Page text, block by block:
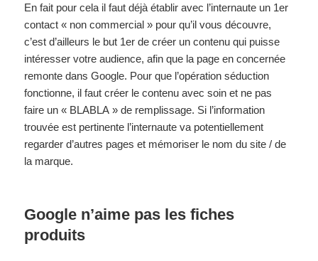
En fait pour cela il faut déjà établir avec l’internaute un 1er
contact « non commercial » pour qu’il vous découvre,
c’est d’ailleurs le but 1er de créer un contenu qui puisse
intéresser votre audience, afin que la page en concernée
remonte dans Google. Pour que l’opération séduction
fonctionne, il faut créer le contenu avec soin et ne pas
faire un « BLABLA » de remplissage. Si l’information
trouvée est pertinente l’internaute va potentiellement
regarder d’autres pages et mémoriser le nom du site / de
la marque.
Google n’aime pas les fiches
produits